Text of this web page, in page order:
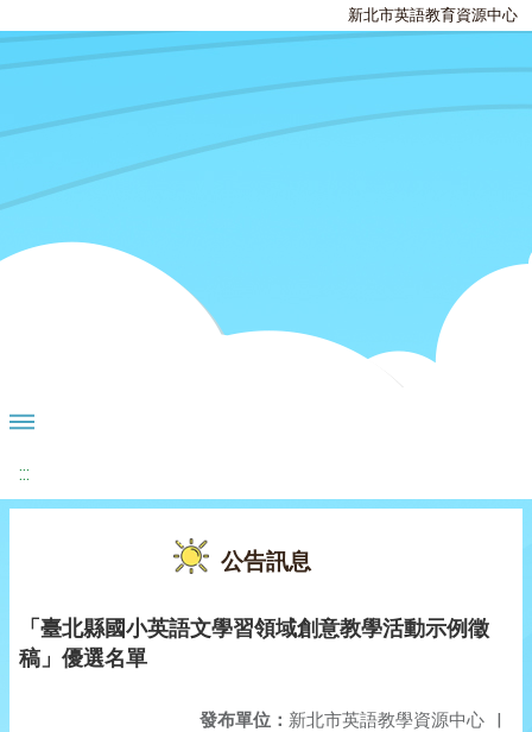
新北市英語教育資源中心
:::
公告訊息
「臺北縣國小英語文學習領域創意教學活動示例徵
稿」優選名單
發布單位： 新北市英語教學資源中心 |